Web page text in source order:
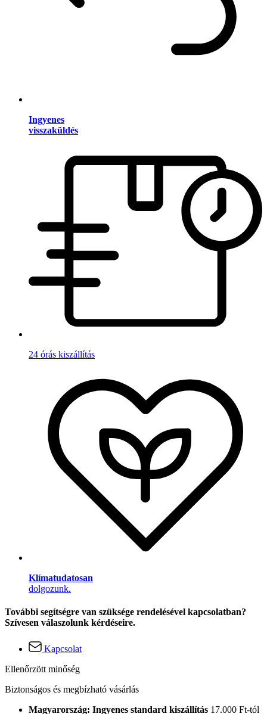
Ingyenes
visszaküldés
24 órás kiszállítás
Klímatudatosan
dolgozunk.
További segítségre van szüksége rendelésével kapcsolatban?
Szívesen válaszolunk kérdéseire.
Kapcsolat
Ellenőrzött minőség
Biztonságos és megbízható vásárlás
Magyarország: Ingyenes standard kiszállítás 17.000 Ft-tól